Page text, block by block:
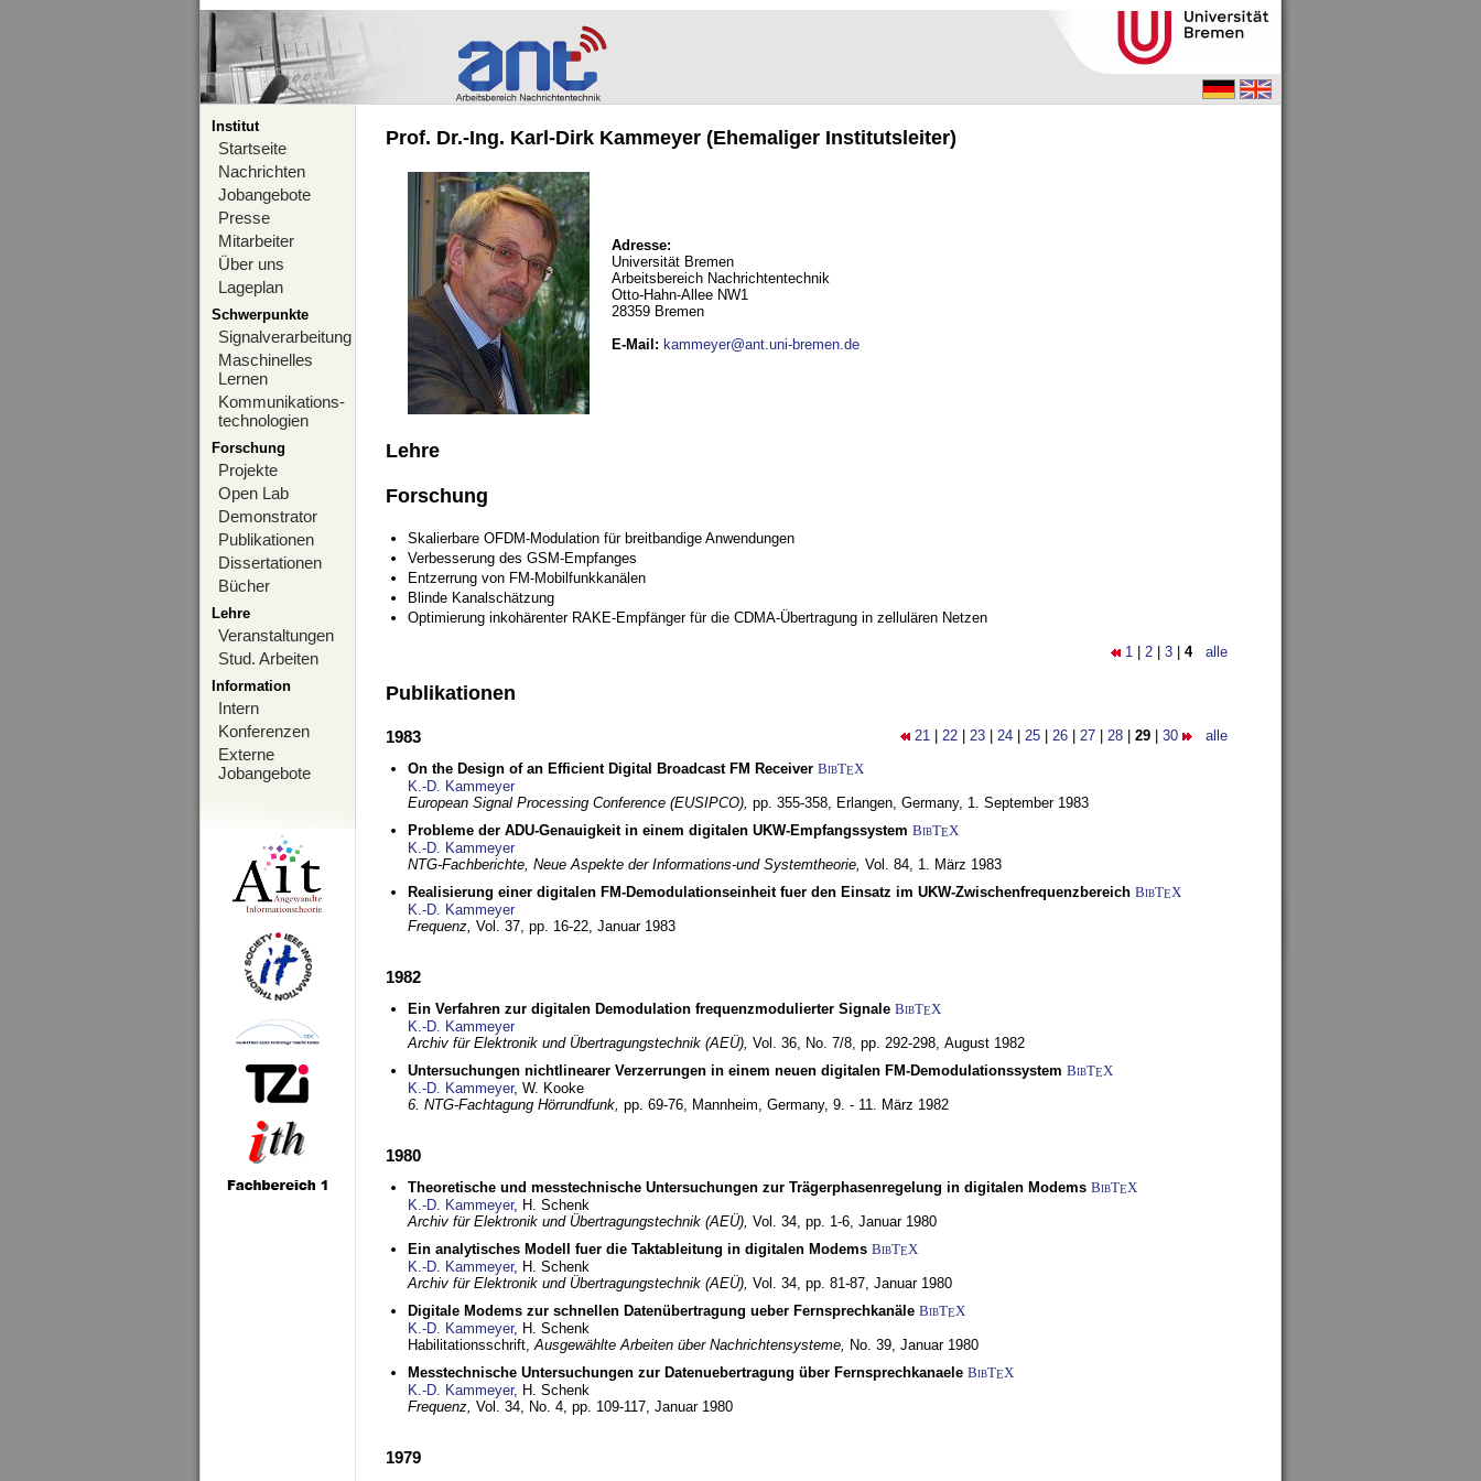
Institut
Startseite
Nachrichten
Jobangebote
Presse
Mitarbeiter
Über uns
Lageplan
Schwerpunkte
Signalverarbeitung
Maschinelles
Lernen
Kommunikations-
technologien
Forschung
Projekte
Open Lab
Demonstrator
Publikationen
Dissertationen
Bücher
Lehre
Veranstaltungen
Stud. Arbeiten
Information
Intern
Konferenzen
Externe
Jobangebote
Prof. Dr.-Ing. Karl-Dirk Kammeyer (Ehemaliger Institutsleiter)
Adresse:
Universität Bremen
Arbeitsbereich Nachrichtentechnik
Otto-Hahn-Allee NW1
28359 Bremen
E-Mail : kammeyer@ant.uni-bremen.de
Lehre
Forschung
Skalierbare OFDM-Modulation für breitbandige Anwendungen
Verbesserung des GSM-Empfanges
Entzerrung von FM-Mobilfunkkanälen
Blinde Kanalschätzung
Optimierung inkohärenter RAKE-Empfänger für die CDMA-Übertragung in zellulären Netzen
1 2 3 4 alle
Publikationen
21 22 23 24 25 26 27 28 29 30 alle
1983
On the Design of an Efficient Digital Broadcast FM Receiver BibTEX
K.-D. Kammeyer
European Signal Processing Conference (EUSIPCO), pp. 355-358, Erlangen, Germany, 1. September 1983
Probleme der ADU-Genauigkeit in einem digitalen UKW-Empfangssystem BibTEX
K.-D. Kammeyer
NTG-Fachberichte, Neue Aspekte der Informations-und Systemtheorie, Vol. 84, 1. März 1983
Realisierung einer digitalen FM-Demodulationseinheit fuer den Einsatz im UKW-Zwischenfrequenzbereich BibTEX
K.-D. Kammeyer
Frequenz, Vol. 37, pp. 16-22, Januar 1983
1982
Ein Verfahren zur digitalen Demodulation frequenzmodulierter Signale BibTEX
K.-D. Kammeyer
Archiv für Elektronik und Übertragungstechnik (AEÜ), Vol. 36, No. 7/8, pp. 292-298, August 1982
Untersuchungen nichtlinearer Verzerrungen in einem neuen digitalen FM-Demodulationssystem BibTEX
K.-D. Kammeyer, W. Kooke
6. NTG-Fachtagung Hörrundfunk, pp. 69-76, Mannheim, Germany, 9. - 11. März 1982
1980
Theoretische und messtechnische Untersuchungen zur Trägerphasenregelung in digitalen Modems BibTEX
K.-D. Kammeyer, H. Schenk
Archiv für Elektronik und Übertragungstechnik (AEÜ), Vol. 34, pp. 1-6, Januar 1980
Ein analytisches Modell fuer die Taktableitung in digitalen Modems BibTEX
K.-D. Kammeyer, H. Schenk
Archiv für Elektronik und Übertragungstechnik (AEÜ), Vol. 34, pp. 81-87, Januar 1980
Digitale Modems zur schnellen Datenübertragung ueber Fernsprechkanäle BibTEX
K.-D. Kammeyer, H. Schenk
Habilitationsschrift,Ausgewählte Arbeiten über Nachrichtensysteme, No. 39, Januar 1980
Messtechnische Untersuchungen zur Datenuebertragung über Fernsprechkanaele BibTEX
K.-D. Kammeyer, H. Schenk
Frequenz, Vol. 34, No. 4, pp. 109-117, Januar 1980
1979